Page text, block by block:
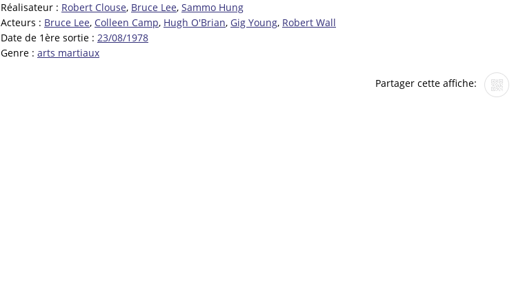
Réalisateur : Robert Clouse, Bruce Lee, Sammo Hung
Acteurs : Bruce Lee, Colleen Camp, Hugh O'Brian, Gig Young, Robert Wall
Date de 1ère sortie : 23/08/1978
Genre : arts martiaux
Partager cette affiche: